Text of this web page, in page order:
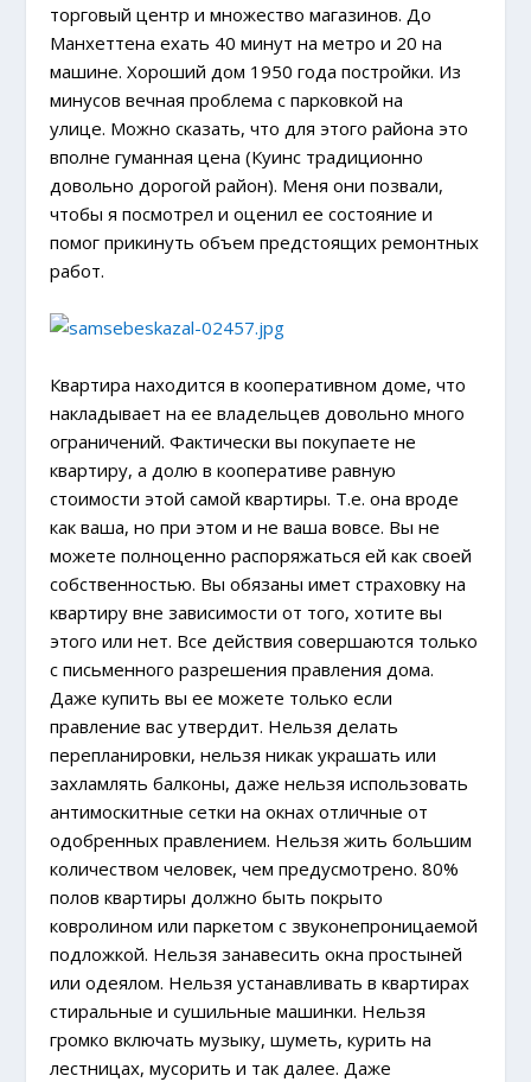
торговый центр и множество магазинов. До
Манхеттена ехать 40 минут на метро и 20 на
машине. Хороший дом 1950 года постройки. Из
минусов вечная проблема с парковкой на
улице. Можно сказать, что для этого района это
вполне гуманная цена (Куинс традиционно
довольно дорогой район). Меня они позвали,
чтобы я посмотрел и оценил ее состояние и
помог прикинуть объем предстоящих ремонтных
работ.
Квартира находится в кооперативном доме, что
накладывает на ее владельцев довольно много
ограничений. Фактически вы покупаете не
квартиру, а долю в кооперативе равную
стоимости этой самой квартиры. Т.е. она вроде
как ваша, но при этом и не ваша вовсе. Вы не
можете полноценно распоряжаться ей как своей
собственностью. Вы обязаны имет страховку на
квартиру вне зависимости от того, хотите вы
этого или нет. Все действия совершаются только
с письменного разрешения правления дома.
Даже купить вы ее можете только если
правление вас утвердит. Нельзя делать
перепланировки, нельзя никак украшать или
захламлять балконы, даже нельзя использовать
антимоскитные сетки на окнах отличные от
одобренных правлением. Нельзя жить большим
количеством человек, чем предусмотрено. 80%
полов квартиры должно быть покрыто
ковролином или паркетом с звуконепроницаемой
подложкой. Нельзя занавесить окна простыней
или одеялом. Нельзя устанавливать в квартирах
стиральные и сушильные машинки. Нельзя
громко включать музыку, шуметь, курить на
лестницах, мусорить и так далее. Даже